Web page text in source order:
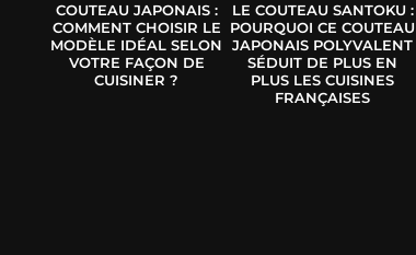
COUTEAU JAPONAIS :
COMMENT CHOISIR LE
MODÈLE IDÉAL SELON
VOTRE FAÇON DE
CUISINER ?
LE COUTEAU SANTOKU :
POURQUOI CE COUTEAU
JAPONAIS POLYVALENT
SÉDUIT DE PLUS EN
PLUS LES CUISINES
FRANÇAISES